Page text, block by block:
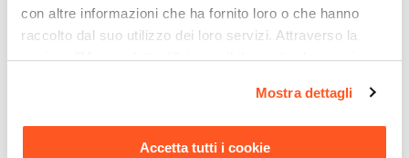
con altre informazioni che ha fornito loro o che hanno
raccolto dal suo utilizzo dei loro servizi. Attraverso la
sezione "Mostra dettagli" è possibile gestire le proprie
momento. Per maggiori informazioni si invita a leggere la
nostraCookie Policy.
Mostra dettagli
Accetta tutti i cookie
Mensola a muro in ottone e
cromall cromo e vetro
CODICE:WNG-LA
Miscelatore lavabo alto
cromo – Wing